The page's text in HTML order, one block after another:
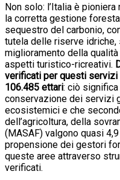
Non solo: l’Italia è
la corretta gestione
sequestro del carbonio,
tutela delle riserve idriche,
miglioramento della
aspetti turistico-ricreativi.
verificati per questi
106.485 ettari: ciò
conservazione dei servizi
ecosistemici e che
dell’agricoltura, della
(MASAF) valgono quasi
propensione dei gestori
queste aree attraverso
verificati.